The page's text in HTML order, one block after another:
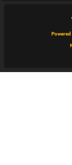
Powered